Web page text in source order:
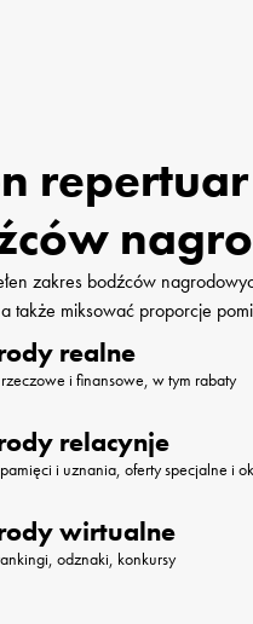
repertuar
zakres bodźców
także miksować proporcje
realne
i finansowe, w tym rabaty
relacynje
i uznania, oferty specjalne i
wirtualne
odznaki, konkursy